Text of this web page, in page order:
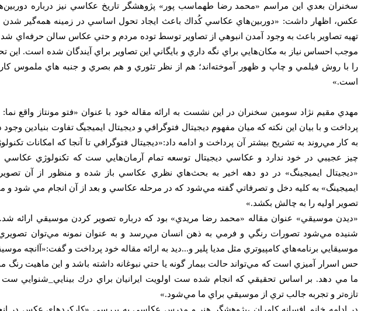
سخنران بعدي اين مراسم «محمد رضا طهماسب پور» پژوهشگر تاريخ عكاسي نيز درباره
عكس، اظهار داشت: «دوربين‌هاي عكاسي كُداك باعث ايجاد تحول اساسي در زمينه همه‌گير
تهيه تصاوير باعث به وجود آمدن انبوهي از تصاوير توسط توده مردم و حتي عكاس سالن حرفه‌اي
موجب احساس نياز به مكان‌هايي براي نگه داري و بايگاني اين تصاوير براي آيندگان شده است. اين
را با روش فيلمي و چاپ و ظهور آموخته‌اند؛ هم از نظر تئوري و هم بصري و جنبه هاي ملموس كار
است.»
مهدي مقيم نژاد سومين سخنران در اين نشست به ارائه مقاله خود با عنوان «فتو مونتاز واقع
پرداخت و با بيان اين نكته كه ميان مفهوم ديجيتال فتوگرافي و ديجيتال ايميجيگ تفاوت بنيادين
به كار مي‌روند به تشريح بيشتر آن پرداخت و ادامه داد:«ديجيتال فتوگرافي تا آنجا كه امكانات
چيز عجيبي در خود ندارد و عكاسي ديجيتال توسعه تمام آرمان‌هايي ست كه تكنولوژي
«ديجيتال ايميجينگ» در دو دهه اخير به بحث‌هاي نظري عكاسي باز شده و منظور از آن
ايميجينگ» به كليه دخل و تصرفاتي گفته مي‌شود كه در مرحله عكاسي و بعد از آن انجام مي شود و
تصوير اوليه را به چالش بكشد.»
«ديدن موسيقي» عنوان مقاله «محمد رضا مريدي» بود كه درباره تصوير كردن موسيقي ارائه
شنيده مي‌شود تصورات رنگي و فرمي به ذهن انسان مي‌رسد و به عنوان نمونه مي‌توان
موسيقايي برنامه‌هاي كامپيوتري مثل مديا پلير و...ديد به ارائه مقاله خود پرداخت و گفت:«آانچه
حس اسرار آميزي است كه مي‌تواند حالت بيمار گونه يا حتي نبوغانه داشته باشد و اين ماهيت
ما مي دهد. بر اساس تحقيقي كه انجام شده ست اولويت ايرانيان براي درك بينايي_شنوايي ست
تازه‌تر و تجربه جالب تري از موسيقي براي ما مي‌شود.»